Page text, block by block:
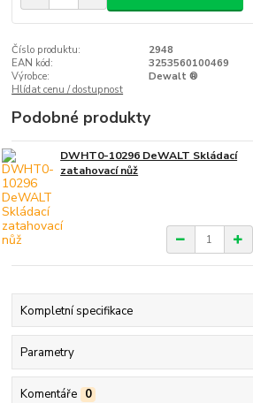
Číslo produktu:
2948
EAN kód:
3253560100469
Výrobce:
Dewalt ®
Hlídat cenu / dostupnost
Podobné produkty
DWHT0-10296 DeWALT Skládací
zatahovací nůž
Kompletní specifikace
Parametry
Komentáře 0